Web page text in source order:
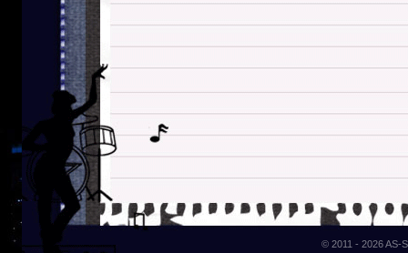
© 2011 - 2026AS-